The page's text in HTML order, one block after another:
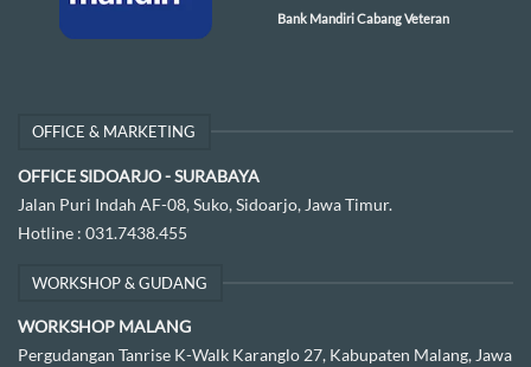
Bank Mandiri Cabang Veteran
OFFICE & MARKETING
OFFICE SIDOARJO - SURABAYA
Jalan Puri Indah AF-08, Suko, Sidoarjo, Jawa Timur.
Hotline : 031.7438.455
WORKSHOP & GUDANG
WORKSHOP MALANG
Pergudangan Tanrise K-Walk Karanglo 27, Kabupaten Malang, Jawa